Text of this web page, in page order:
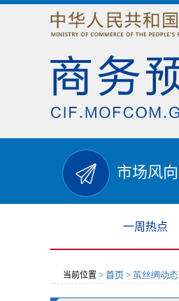
市场风向
一周热点
当前位置 > 首页 > 茧丝绸动态